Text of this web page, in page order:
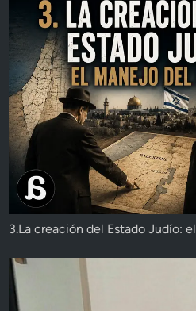
3.La creación del Estado Judío: